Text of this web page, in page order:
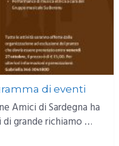
di eventi
Amici di Sardegna ha
grande richiamo …